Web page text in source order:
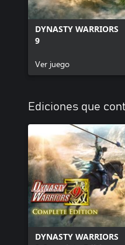
DYNASTY WARRIORS
9
Ver juego
Ediciones que
DYNASTY WARRIORS